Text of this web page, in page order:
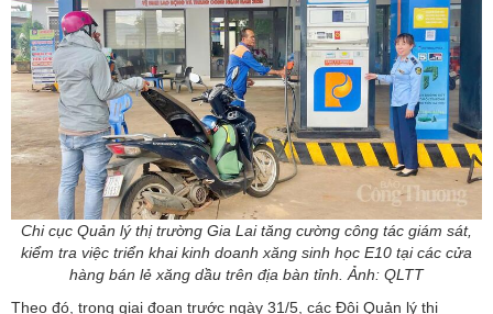
Chi cục Quản lý thị trường Gia Lai tăng cường công tác giám sát,
kiểm tra việc triển khai kinh doanh xăng sinh học E10 tại các cửa
hàng bán lẻ xăng dầu trên địa bàn tỉnh. Ảnh: QLTT
Theo đó, trong giai đoạn trước ngày 31/5, các Đội Quản lý thị